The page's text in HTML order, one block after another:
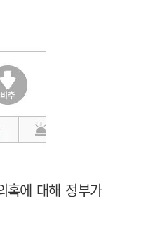
혹에 대해 정부가